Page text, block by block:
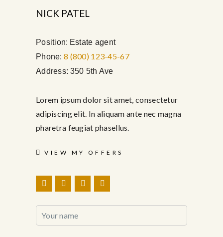
NICK PATEL
Position: Estate agent
Phone: 8 (800) 123-45-67
Address: 350 5th Ave
Lorem ipsum dolor sit amet, consectetur
adipiscing elit. In aliquam ante nec magna
pharetra feugiat phasellus.
VIEW MY OFFERS